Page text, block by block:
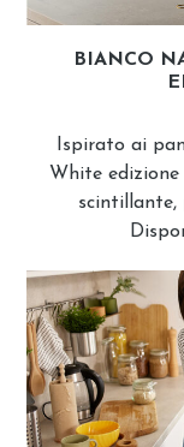
BIANCO
Ispirato ai
White
scintillante,